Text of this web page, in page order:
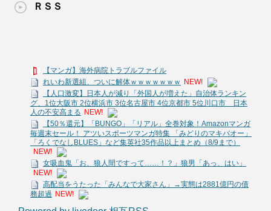
ＲＳＳ
【マンガ】海外病院トラブルファイル
れいわ新選組、ついに解体ｗｗｗｗｗｗｗ
NEW!
【人口激変】日本人が減り「外国人が増えた」自治体ランキン
グ、1位大阪市 2位横浜市 3位名古屋市 4位京都市 5位川口市 日本
人の不安高まる NEW!
【50％還元】「BUNGO」「リアル」全巻対象！Amazonマンガ
毎週末セール！ アツいスポーツマンガ特集 「みどりのマキバオー」
「ろくでなしBLUES」など集英社35作品以上まとめ（8/9まで）
NEW!
女吸血鬼「お、狼人間ですって……！？」狼男「あっ、はい」
NEW!
高配当をうたった「みんなで大家さん」→実態は2881億円の債
務超過 NEW!